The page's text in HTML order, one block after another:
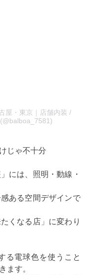
屋・東京｜店舗内装 /
じゃ不十分
には、照明・動線・
ある空間デザインで
くなる店」に変わり
る電球色を使うこと
ます。